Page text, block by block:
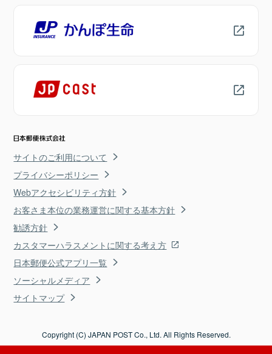
サイトのご利用について
プライバシーポリシー
Webアクセシビリティ方針
お客さま本位の業務運営に関する基本方針
勧誘方針
カスタマーハラスメントに関する考え方
日本郵便公式アプリ一覧
ソーシャルメディア
サイトマップ
Copyright (C) JAPAN POST Co., Ltd. All Rights Reserved.